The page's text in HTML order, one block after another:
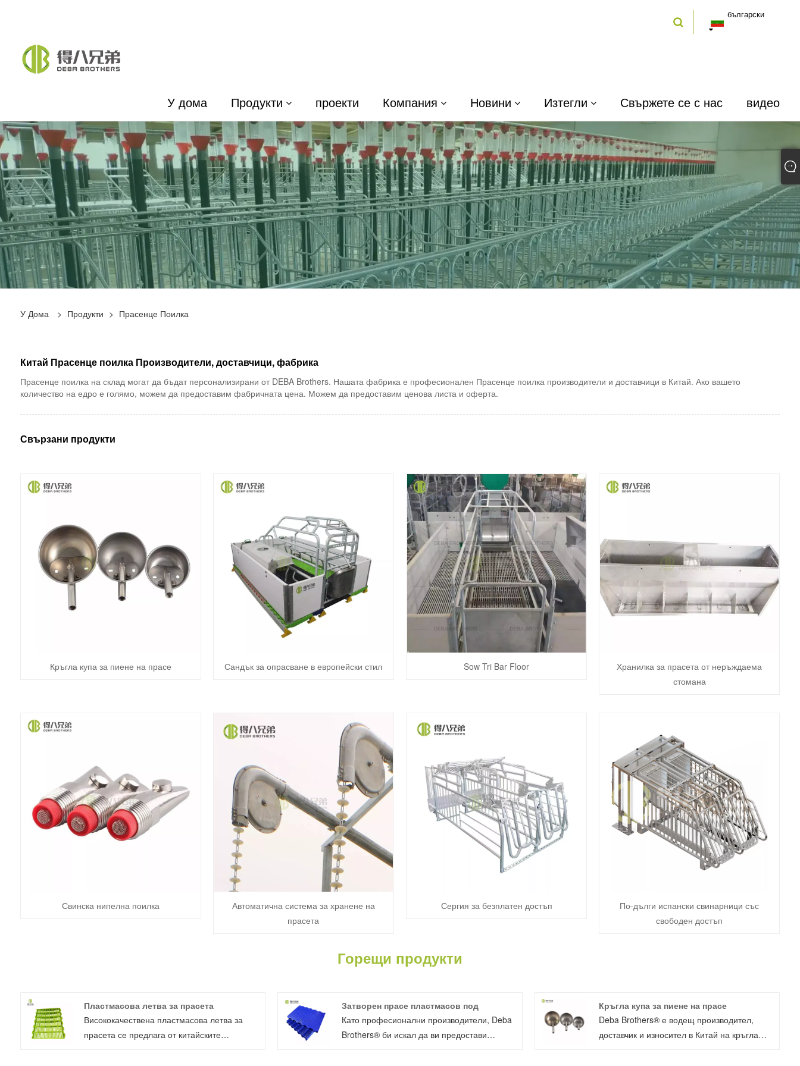
български
У дома Продукти проекти Компания Новини Изтегли Свържете се с нас видео
У Дома > Продукти > Прасенце Поилка
Китай Прасенце поилка Производители, доставчици, фабрика
Прасенце поилка на склад могат да бъдат персонализирани от DEBA Brothers. Нашата фабрика е професионален Прасенце поилка производители и доставчици в Китай. Ако вашето
количество на едро е голямо, можем да предоставим фабричната цена. Можем да предоставим ценова листа и оферта.
Свързани продукти
Кръгла купа за пиене на прасе Сандък за опрасване в европейски стил Sow Tri Bar Floor
Хранилка за прасета от неръждаема
стомана
Свинска нипелна поилка
Автоматична система за хранене на
прасета
Сергия за безплатен достъп
По-дълги испански свинарници със
свободен достъп
Горещи продукти
Пластмасова летва за прасета
Висококачествена пластмасова летва за
прасета се предлага от китайските
Затворен прасе пластмасов под
Като професионални производители, Deba
Brothers® би искал да ви предостави
Кръгла купа за пиене на прасе
Deba Brothers® е водещ производител,
доставчик и износител в Китай на кръгла